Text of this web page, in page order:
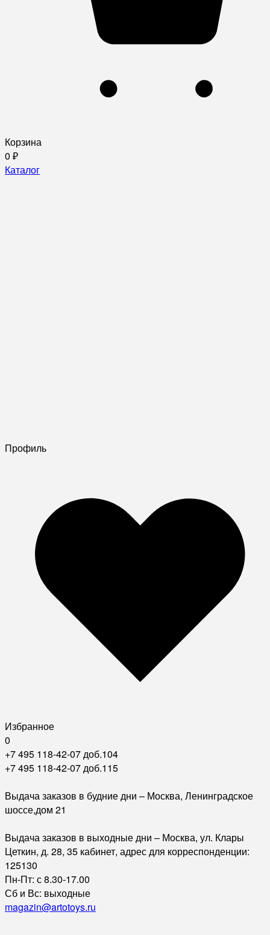
Корзина
0 ₽
Каталог
Профиль
Избранное
0
+7 495 118-42-07 доб.104
+7 495 118-42-07 доб.115
Выдача заказов в будние дни – Москва, Ленинградское
шоссе,дом 21
Выдача заказов в выходные дни – Москва, ул. Клары
Цеткин, д. 28, 35 кабинет, адрес для корреспонденции:
125130
Пн-Пт: с 8.30-17.00
Сб и Вс: выходные
magazin@artotoys.ru